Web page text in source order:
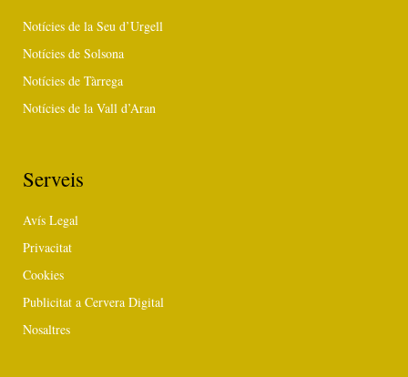
Notícies de la Seu d’Urgell
Notícies de Solsona
Notícies de Tàrrega
Notícies de la Vall d’Aran
Serveis
Avís Legal
Privacitat
Cookies
Publicitat a Cervera Digital
Nosaltres